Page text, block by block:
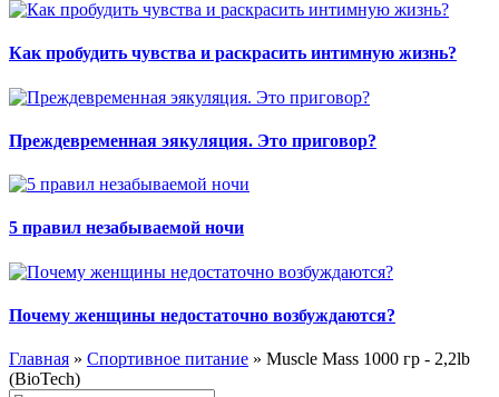
Как пробудить чувства и раскрасить интимную жизнь?
Преждевременная эякуляция. Это приговор?
5 правил незабываемой ночи
Почему женщины недостаточно возбуждаются?
Главная » Спортивное питание » Muscle Mass 1000 гр - 2,2lb
(BioTech)